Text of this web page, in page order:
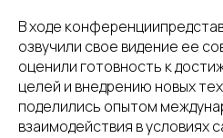
В ходе
озвучили свое видение ее
оценили готовность к
целей и внедрению новых
поделились опытом
взаимодействия в условиях